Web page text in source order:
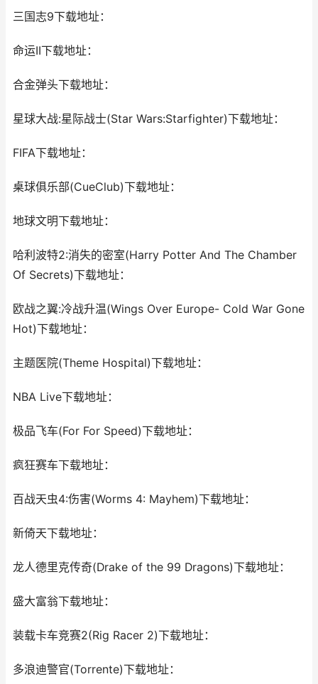
三国志9下载地址：
命运II下载地址：
合金弹头下载地址：
星球大战:星际战士(Star Wars:Starfighter)下载地址：
FIFA下载地址：
桌球俱乐部(CueClub)下载地址：
地球文明下载地址：
哈利波特2:消失的密室(Harry Potter And The Chamber
Of Secrets)下载地址：
欧战之翼:冷战升温(Wings Over Europe- Cold War Gone
Hot)下载地址：
主题医院(Theme Hospital)下载地址：
NBA Live下载地址：
极品飞车(For For Speed)下载地址：
疯狂赛车下载地址：
百战天虫4:伤害(Worms 4: Mayhem)下载地址：
新倚天下载地址：
龙人德里克传奇(Drake of the 99 Dragons)下载地址：
盛大富翁下载地址：
装载卡车竞赛2(Rig Racer 2)下载地址：
多浪迪警官(Torrente)下载地址：